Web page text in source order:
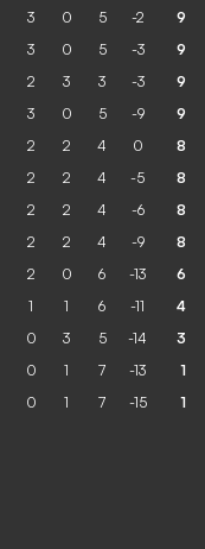
3 0 5 -2 9
3 0 5 -3 9
2 3 3 -3 9
3 0 5 -9 9
2 2 4 0 8
2 2 4 -5 8
2 2 4 -6 8
2 2 4 -9 8
2 0 6 -13 6
1 1 6 -11 4
0 3 5 -14 3
0 1 7 -13 1
0 1 7 -15 1